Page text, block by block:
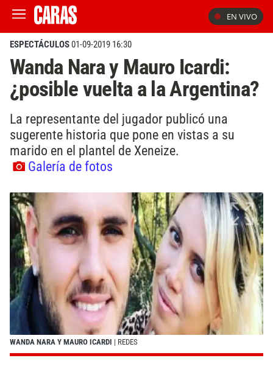
EN VIVO
ESPECTÁCULOS01-09-2019 16:30
Wanda Nara y Mauro Icardi:
¿posible vuelta a la Argentina?
La representante del jugador publicó una
sugerente historia que pone en vistas a su
marido en el plantel de Xeneize.
Galería de fotos
WANDA NARA Y MAURO ICARDI | REDES